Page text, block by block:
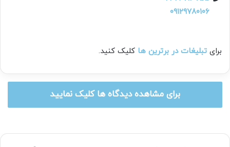
۰۹۱۲۹۷۸۰۱۰۶
برای تبلیغات در برترین ها کلیک کنید.
برای مشاهده دیدگاه ها کلیک نمایید